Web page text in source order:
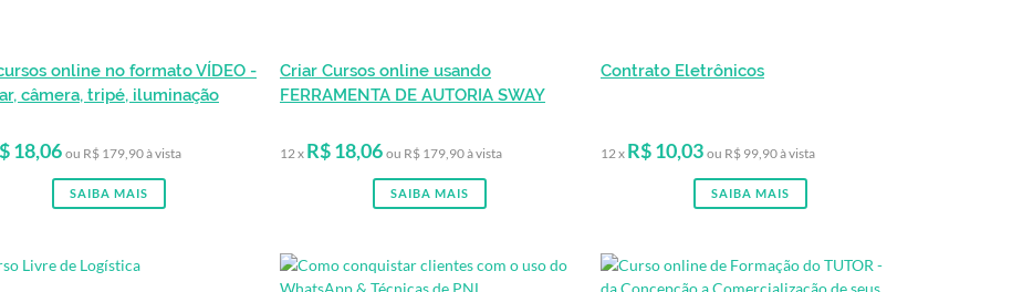
online no formato VÍDEO -
câmera, tripé, iluminação
18,06 ou R$ 179,90 à vista
SAIBA MAIS
Criar Cursos online usando
FERRAMENTA DE AUTORIA SWAY
12 x R$ 18,06 ou R$ 179,90 à vista
SAIBA MAIS
Contrato Eletrônicos
12 x R$ 10,03 ou R$ 99,90 à vista
SAIBA MAIS